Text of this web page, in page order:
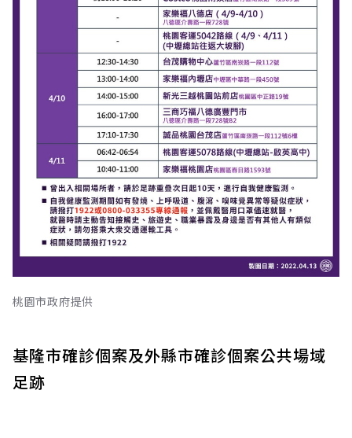
桃園市政府提供
基隆市確診個案及外縣市確診個案公共場域
足跡